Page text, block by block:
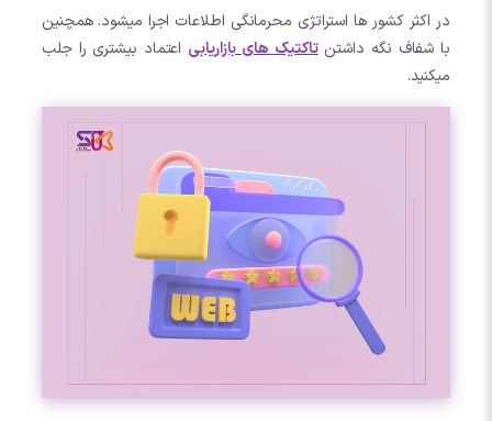
در اکثر کشور ها استراتژی محرمانگی اطلاعات اجرا میشود. همچنین
با شفاف نگه داشتنتاکتیک های بازاریابی اعتماد بیشتری را جلب
میکنید.